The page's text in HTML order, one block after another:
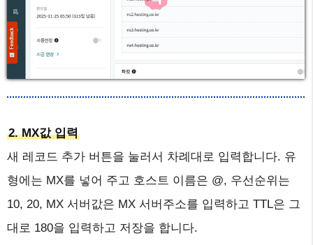
2. MX값 입력
새 레코드 추가 버튼을 눌러서 차례대로 입력합니다. 유
형에는 MX를 넣어 주고 호스트 이름은 @, 우선순위는
10, 20, MX 서버값은 MX 서버주소를 입력하고 TTL은 그
대로 180을 입력하고 저장을 합니다.